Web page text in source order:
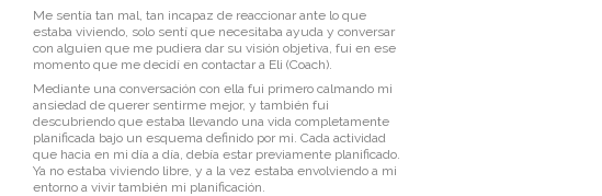
Me sentía tan mal, tan incapaz de reaccionar ante lo que
estaba viviendo, solo sentí que necesitaba ayuda y conversar
con alguien que me pudiera dar su visión objetiva, fui en ese
momento que me decidí en contactar a Eli (Coach).
Mediante una conversación con ella fui primero calmando mi
ansiedad de querer sentirme mejor, y también fui
descubriendo que estaba llevando una vida completamente
planificada bajo un esquema definido por mi. Cada actividad
que hacia en mi día a día, debía estar previamente planificado.
Ya no estaba viviendo libre, y a la vez estaba envolviendo a mi
entorno a vivir también mi planificación.